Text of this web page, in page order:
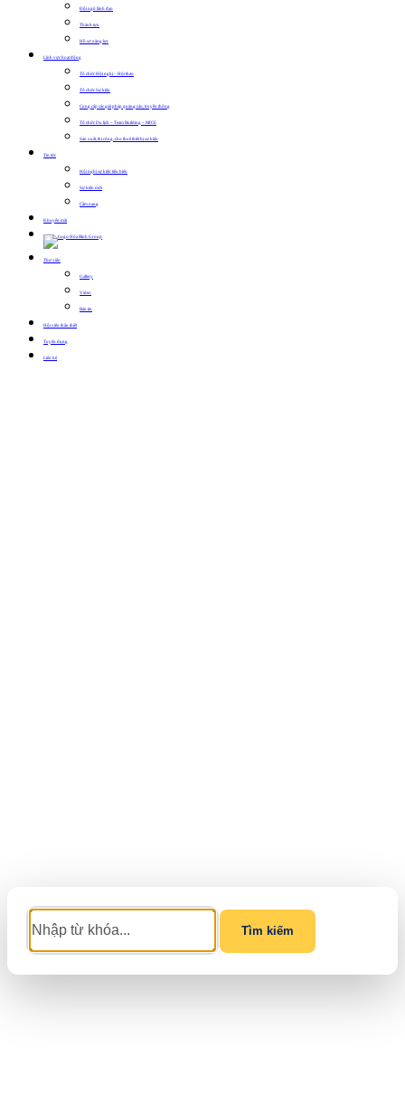
Đội ngũ lãnh đạo
Thành tựu
Hồ sơ năng lực
Lĩnh vực hoạt động
Tổ chức Hội nghị – Hội thảo
Tổ chức Sự kiện
Cung cấp các giải pháp quảng cáo, truyền thông
Tổ chức Du lịch – Team Building – MICE
Sản xuất, thi công, cho thuê thiết bị sự kiện
Tin tức
Hội nghị sự kiện tiêu biểu
Sự kiện mới
Cẩm nang
Khuyến mãi
Thư viện
Gallery
Video
Bản tin
Hội viên thân thiết
Tuyển dụng
Liên hệ
Tìm kiếm